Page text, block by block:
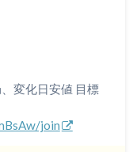
変化日安値 目標
join